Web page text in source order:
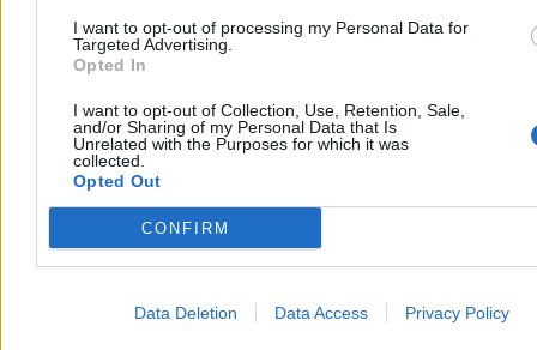
I want to opt-out of processing my Personal Data for
Targeted Advertising.
Opted In
I want to opt-out of Collection, Use, Retention, Sale,
and/or Sharing of my Personal Data that Is
Unrelated with the Purposes for which it was
collected.
Opted Out
CONFIRM
Data Deletion Data Access Privacy Policy
Reklama